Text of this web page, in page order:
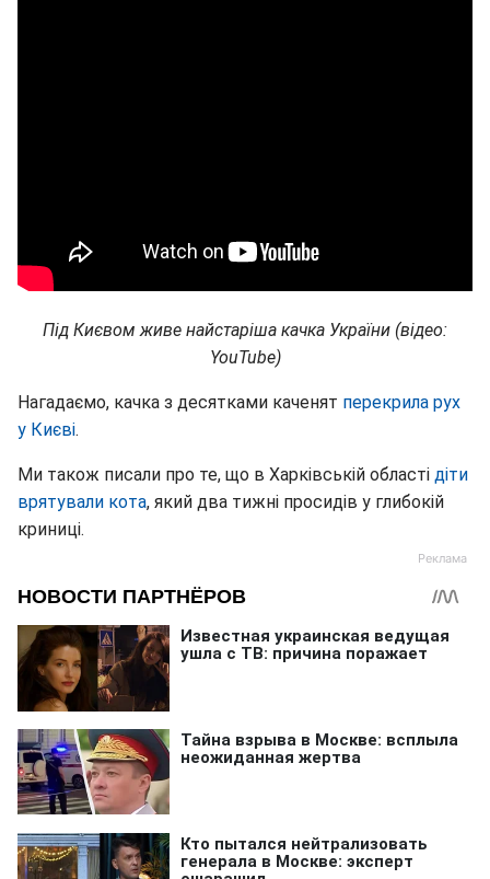
Під Києвом живе найстаріша качка України (відео:
YouTube)
Нагадаємо, качка з десятками каченят перекрила рух
у Києві.
Ми також писали про те, що в Харківській області діти
врятували кота, який два тижні просидів у глибокій
криниці.